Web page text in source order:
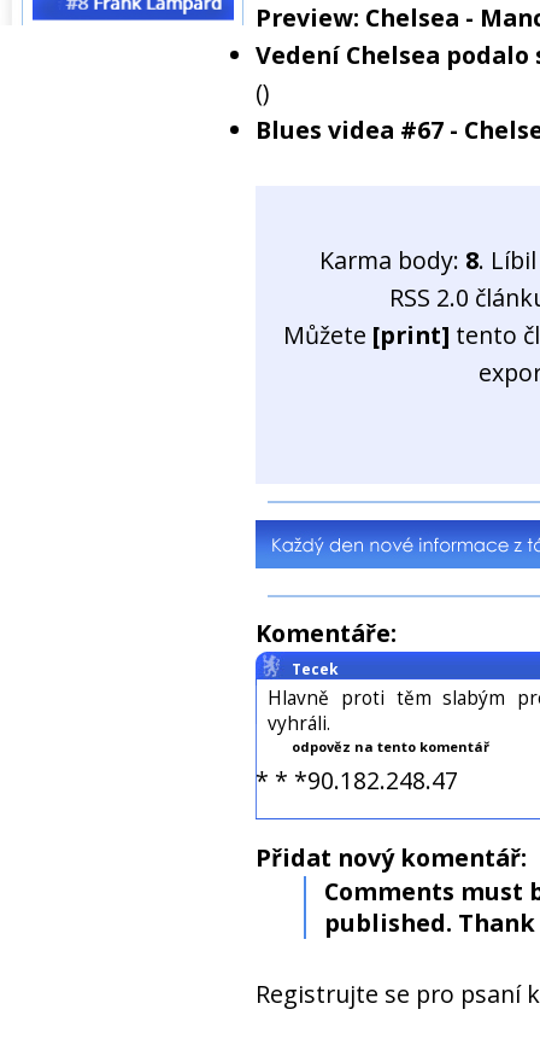
Preview: Chelsea -
Vedení Chelsea
()
Blues videa #67 -
Karma body: 8.
RSS 2.0
Můžete [print] tento
Komentáře:
Tecek
Hlavně proti těm slabým
vyhráli.
odpověz na tento komentář
* * *90.182.248.47
Přidat nový komentář:
Comments must
published. Thank
Registrujte se pro psaní